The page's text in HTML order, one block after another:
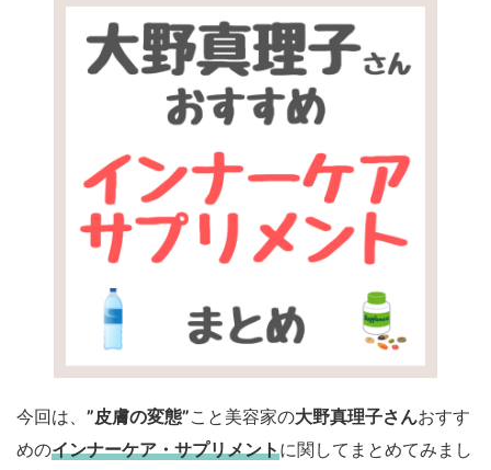
今回は、 ”皮膚の変態”こと美容家の大野真理子さんおすす
めのインナーケア・サプリメントに関してまとめてみまし